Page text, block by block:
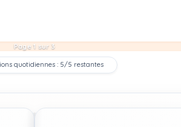
Page 1 sur 3
quotidiennes : 5/5 restantes